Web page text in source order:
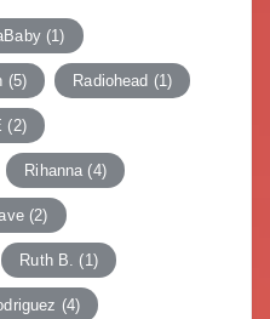
(1)
(5) Radiohead (1)
(2)
Rihanna (4)
(2)
Ruth B. (1)
(4)